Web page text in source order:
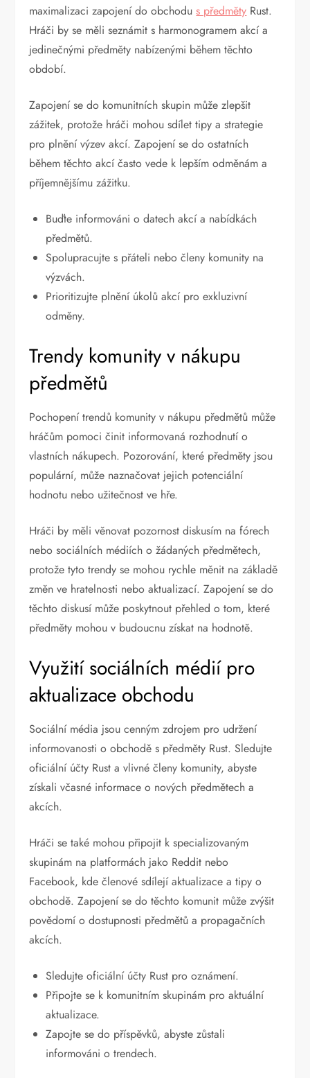
maximalizaci zapojení do obchodus předměty Rust.
Hráči by se měli seznámit s harmonogramem akcí a
jedinečnými předměty nabízenými během těchto
období.
Zapojení se do komunitních skupin může zlepšit
zážitek, protože hráči mohou sdílet tipy a strategie
pro plnění výzev akcí. Zapojení se do ostatních
během těchto akcí často vede k lepším odměnám a
příjemnějšímu zážitku.
Buďte informováni o datech akcí a nabídkách
předmětů.
Spolupracujte s přáteli nebo členy komunity na
výzvách.
Prioritizujte plnění úkolů akcí pro exkluzivní
odměny.
Trendy komunity v nákupu
předmětů
Pochopení trendů komunity v nákupu předmětů může
hráčům pomoci činit informovaná rozhodnutí o
vlastních nákupech. Pozorování, které předměty jsou
populární, může naznačovat jejich potenciální
hodnotu nebo užitečnost ve hře.
Hráči by měli věnovat pozornost diskusím na fórech
nebo sociálních médiích o žádaných předmětech,
protože tyto trendy se mohou rychle měnit na základě
změn ve hratelnosti nebo aktualizací. Zapojení se do
těchto diskusí může poskytnout přehled o tom, které
předměty mohou v budoucnu získat na hodnotě.
Využití sociálních médií pro
aktualizace obchodu
Sociální média jsou cenným zdrojem pro udržení
informovanosti o obchodě s předměty Rust. Sledujte
oficiální účty Rust a vlivné členy komunity, abyste
získali včasné informace o nových předmětech a
akcích.
Hráči se také mohou připojit k specializovaným
skupinám na platformách jako Reddit nebo
Facebook, kde členové sdílejí aktualizace a tipy o
obchodě. Zapojení se do těchto komunit může zvýšit
povědomí o dostupnosti předmětů a propagačních
akcích.
Sledujte oficiální účty Rust pro oznámení.
Připojte se k komunitním skupinám pro aktuální
aktualizace.
Zapojte se do příspěvků, abyste zůstali
informováni o trendech.